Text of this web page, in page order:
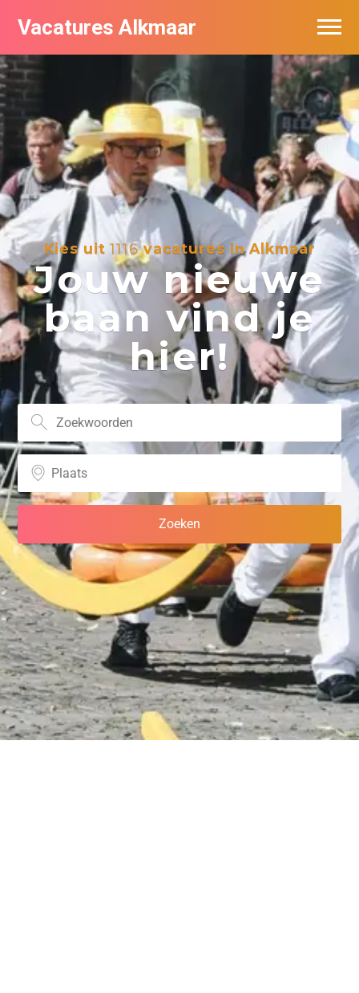
Vacatures Alkmaar
Kies uit1116vacatures in Alkmaar
Jouw nieuwe
baan vind je
hier!
Vacatures per bedrijf
Nieuwsbrief feed